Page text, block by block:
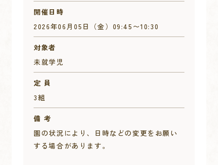
開催日時
2026年06月05日（金） 09:45 〜10:30
対象者
未就学児
定 員
3組
備 考
園の状況により、日時などの変更をお願い
する場合があります。